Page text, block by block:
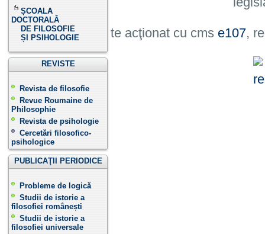
ȘCOALA
DOCTORALĂ
DE FILOSOFIE
ȘI PSIHOLOGIE
REVISTE
Revista de filosofie
Revue Roumaine de
Philosophie
Revista de psihologie
Cercetări filosofico-
psihologice
PUBLICAŢII PERIODICE
Probleme de logică
Studii de istorie a
filosofiei românești
Studii de istorie a
filosofiei universale
Site acţionat cu cms e107,